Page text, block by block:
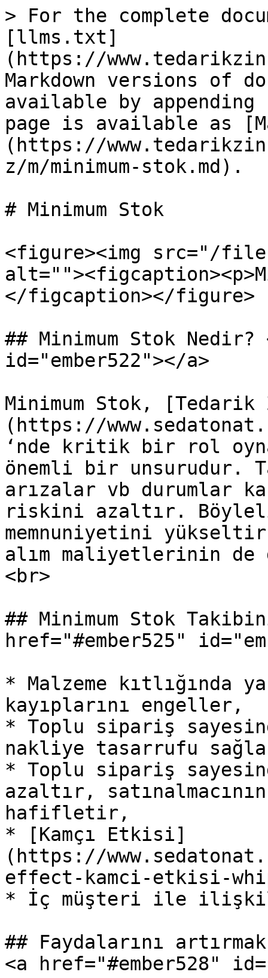
> For the complete
[llms.txt]
(https://
Markdown versions of
available by
page is available as
(https://
z/m/minimum-stok.md).
# Minimum Stok
<figure><img src="/
</figcaption></figure>
## Minimum Stok Nedir?
id="ember522"></a>
Minimum Stok,
(https://
‘nde kritik bir rol
önemli bir unsurudur.
arızalar vb durumlar
riskini azaltır.
memnuniyetini
alım maliyetlerinin de
<br>
## Minimum Stok
href="#ember525"
* Malzeme kıtlığında
kayıplarını engeller,
* Toplu sipariş
nakliye tasarrufu
* Toplu sipariş
azaltır,
hafifletir,
* [Kamçı Etkisi]
(https://
effect-kamci-etkisi-
* İç müşteri ile
## Faydalarını
<a href="#ember528"